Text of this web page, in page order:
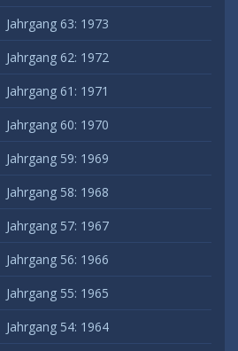
Jahrgang 63: 1973
Jahrgang 62: 1972
Jahrgang 61: 1971
Jahrgang 60: 1970
Jahrgang 59: 1969
Jahrgang 58: 1968
Jahrgang 57: 1967
Jahrgang 56: 1966
Jahrgang 55: 1965
Jahrgang 54: 1964